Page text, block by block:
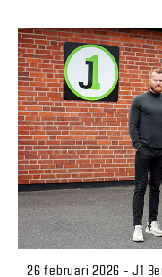
26 februari 2026 - J1